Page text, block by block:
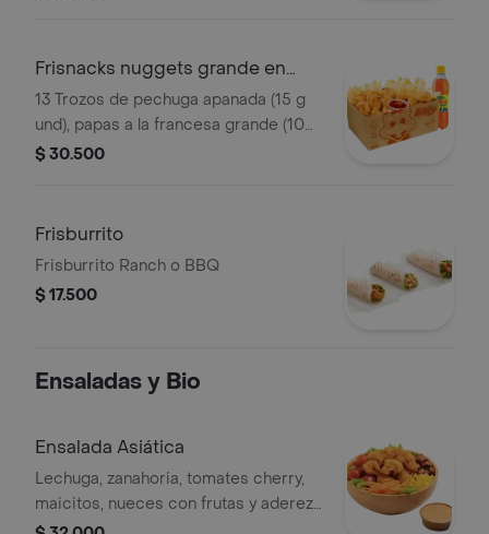
Frisnacks nuggets grande en
caja
13 Trozos de pechuga apanada (15 g
und), papas a la francesa grande (100
g), gaseosa (400 ml)
$ 30.500
Frisburrito
Frisburrito Ranch o BBQ
$ 17.500
Ensaladas y Bio
Ensalada Asiática
Lechuga, zanahoria, tomates cherry,
maicitos, nueces con frutas y aderezo
sésamo. Elige tu proteína entre